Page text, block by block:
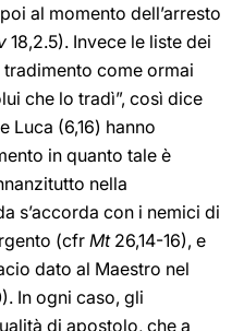
al momento dell’arresto
18,2.5). Invece le liste dei
come ormai
che lo tradì”, così dice
Luca (6,16) hanno
in quanto tale è
nella
s’accorda con i nemici di
(cfr Mt26,14-16), e
dato al Maestro nel
In ogni caso, gli
di apostolo, che a